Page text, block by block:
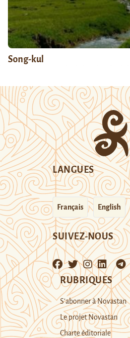
Song-kul
LANGUES
Français English
SUIVEZ-NOUS
RUBRIQUES
S’abonner à Novastan
Le projet Novastan
Charte éditoriale